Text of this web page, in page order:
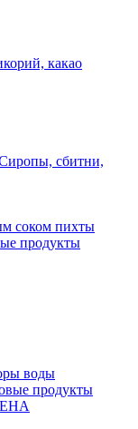
какао
сбитни,
соком пихты
продукты
воды
продукты